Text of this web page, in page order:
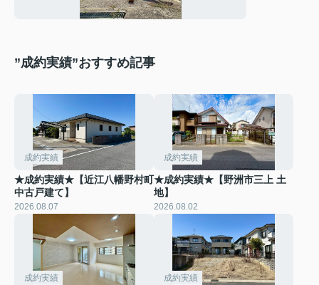
”成約実績”おすすめ記事
成約実績
★成約実績★【近江八幡野村町
中古戸建て】
2026.08.07
成約実績
★成約実績★【野洲市三上 土
地】
2026.08.02
成約実績 成約実績